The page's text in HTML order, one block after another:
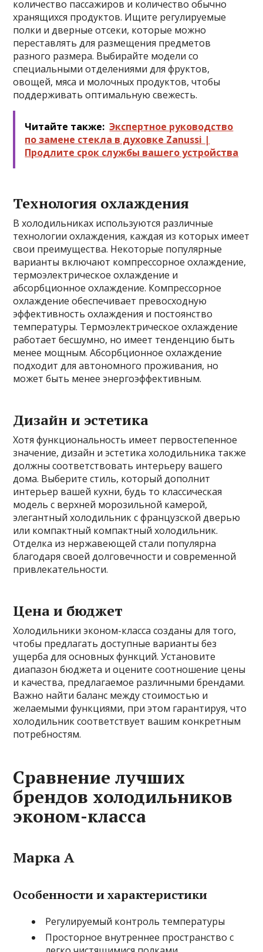
количество пассажиров и количество обычно
хранящихся продуктов. Ищите регулируемые
полки и дверные отсеки, которые можно
переставлять для размещения предметов
разного размера. Выбирайте модели со
специальными отделениями для фруктов,
овощей, мяса и молочных продуктов, чтобы
поддерживать оптимальную свежесть.
Читайте также: Экспертное руководство
по замене стекла в духовке Zanussi |
Продлите срок службы вашего устройства
Технология охлаждения
В холодильниках используются различные
технологии охлаждения, каждая из которых имеет
свои преимущества. Некоторые популярные
варианты включают компрессорное охлаждение,
термоэлектрическое охлаждение и
абсорбционное охлаждение. Компрессорное
охлаждение обеспечивает превосходную
эффективность охлаждения и постоянство
температуры. Термоэлектрическое охлаждение
работает бесшумно, но имеет тенденцию быть
менее мощным. Абсорбционное охлаждение
подходит для автономного проживания, но
может быть менее энергоэффективным.
Дизайн и эстетика
Хотя функциональность имеет первостепенное
значение, дизайн и эстетика холодильника также
должны соответствовать интерьеру вашего
дома. Выберите стиль, который дополнит
интерьер вашей кухни, будь то классическая
модель с верхней морозильной камерой,
элегантный холодильник с французской дверью
или компактный компактный холодильник.
Отделка из нержавеющей стали популярна
благодаря своей долговечности и современной
привлекательности.
Цена и бюджет
Холодильники эконом-класса созданы для того,
чтобы предлагать доступные варианты без
ущерба для основных функций. Установите
диапазон бюджета и оцените соотношение цены
и качества, предлагаемое различными брендами.
Важно найти баланс между стоимостью и
желаемыми функциями, при этом гарантируя, что
холодильник соответствует вашим конкретным
потребностям.
Сравнение лучших
брендов холодильников
эконом-класса
Марка А
Особенности и характеристики
Регулируемый контроль температуры
Просторное внутреннее пространство с